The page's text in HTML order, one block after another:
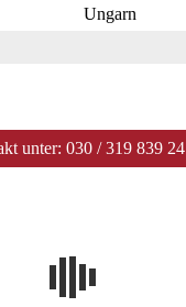
Ungarn
unter: 030 / 319 839 24